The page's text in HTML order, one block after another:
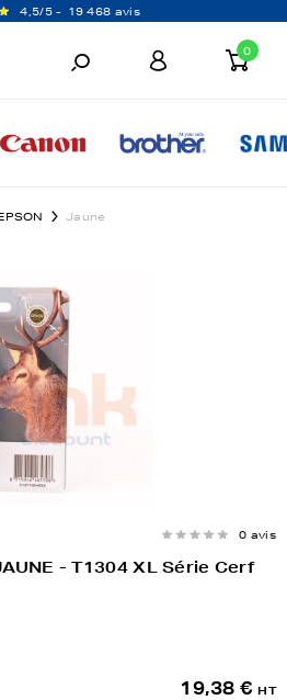
4,5/5 - 19 468 avis
0
Jaune
0 avis
- T1304 XL Série Cerf
19,38 € HT